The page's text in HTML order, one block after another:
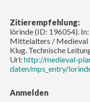
Zitierempfehlung:
lôrinde (ID: 196054).
Mittelalters / Medieval
Klug. Technische
Url: http://medieval-
daten/mps_entry/
Anmelden